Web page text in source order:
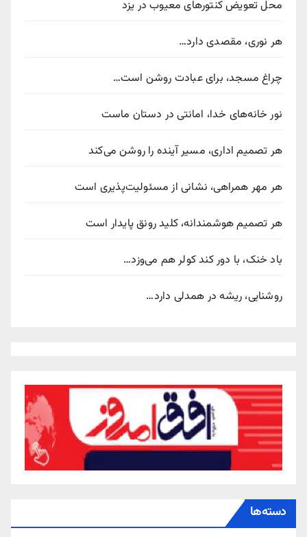
محل تعویض کنتورهای معیوب در یزد
هر نوری، مقصدی دارد…
چراغ مسجد، برای عبادت روشن است…
نور خانه‌های خدا، امانتی در دستان ماست
هر تصمیم اداری، مسیر آینده را روشن می‌کند
هر مهر همراهی، نشانی از مسئولیت‌پذیری است
هر تصمیم هوشمندانه، کلید رونق پایدار است
باد خنک، با دور کند کولر هم می‌وزد…
روشنایی، ریشه در همدلی دارد…
دسته‌ها